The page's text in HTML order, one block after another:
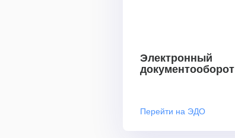
Электронный
документооборот
Перейти на ЭДО